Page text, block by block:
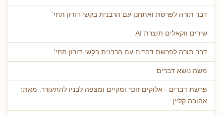
דבר תורה לפרשת ואתחנן עם הרבנית בקשי דורון תחי'
שירים ווקאלים תוצרת AI
דבר תורה לפרשת דברים עם הרבנית בקשי דורון תחי'
משה נושא דברים
פרשת דברים - אלוקים זוכר ומקיים ומצפה לבניו להתעורר. מאת:
אהובה קליין